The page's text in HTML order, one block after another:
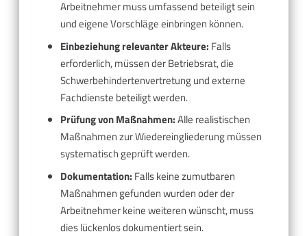
Arbeitnehmer muss umfassend beteiligt sein
und eigene Vorschläge einbringen können.
Einbeziehung relevanter Akteure: Falls
erforderlich, müssen der Betriebsrat, die
Schwerbehindertenvertretung und externe
Fachdienste beteiligt werden.
Prüfung von Maßnahmen:Alle realistischen
Maßnahmen zur Wiedereingliederung müssen
systematisch geprüft werden.
Dokumentation: Falls keine zumutbaren
Maßnahmen gefunden wurden oder der
Arbeitnehmer keine weiteren wünscht, muss
dies lückenlos dokumentiert sein.